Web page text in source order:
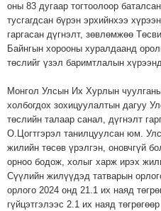
оны 83 дугаар тогтоолоор
тусгагдсан бүрэн эрхийнхээ
гаргасан дүгнэлт, зөвлөмжөө
Байнгын хорооны хуралдаанд
төслийг үзэл баримтлалын
Монгол Улсын Их Хурлын
холбогдох зохицуулалтын дагуу
төслийн талаар санал, дүгнэлт
О.Цогтгэрэл танилцуулсан юм.
жилийн төсөв үрэлгэн, оновчгүй
орноо бодож, холыг харж ирэх
Сүүлийн жилүүдэд татварын
орлого 2024 онд 21.1 их наяд
гүйцэтгэлээс 2.1 их наяд